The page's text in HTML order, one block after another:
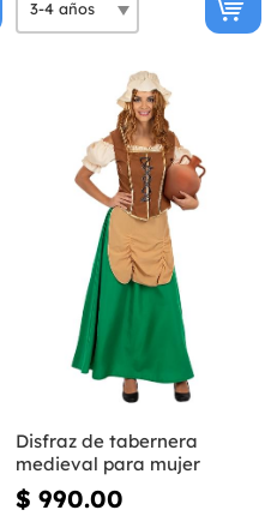
Disfraz de tabernera
medieval para mujer
$ 990.00